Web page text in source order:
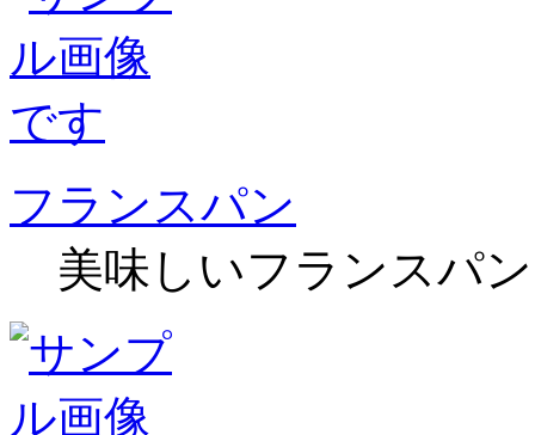
フランスパン
美味しいフランスパ